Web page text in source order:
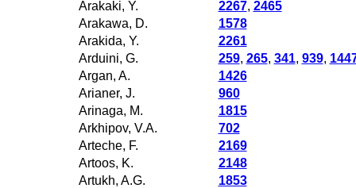
Arakaki, Y.
2267, 2465
Arakawa, D.
1578
Arakida, Y.
2261
Arduini, G.
259, 265, 341, 939,
Argan, A.
1426
Arianer, J.
960
Arinaga, M.
1815
Arkhipov, V.A.
702
Arteche, F.
2169
Artoos, K.
2148
Artukh, A.G.
1853